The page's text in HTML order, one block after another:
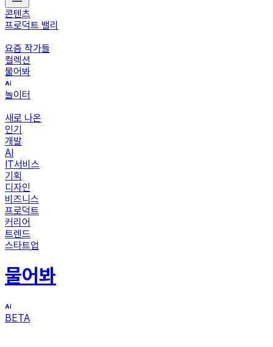
콘텐츠
프로덕트 밸리
요즘 작가들
컬렉션
물어봐
놀이터
새로 나온
인기
개발
AI
IT서비스
기획
디자인
비즈니스
프로덕트
커리어
트렌드
스타트업
물어봐
BETA